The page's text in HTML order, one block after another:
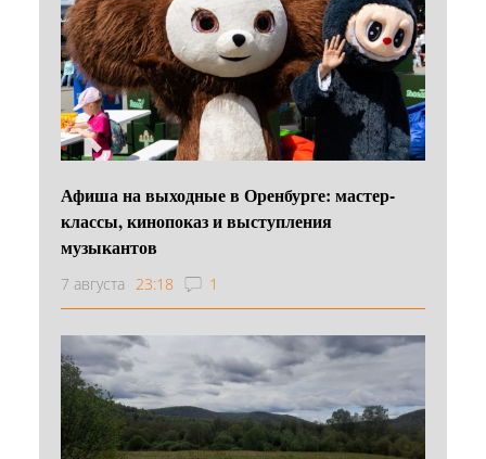
Афиша на выходные в Оренбурге: мастер-
классы, кинопоказ и выступления
музыкантов
7 августа 23:18 1